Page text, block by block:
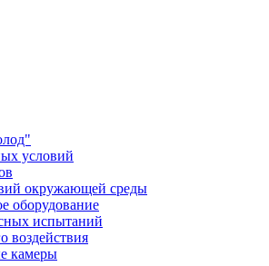
условий
окружающей среды
оборудование
испытаний
воздействия
камеры